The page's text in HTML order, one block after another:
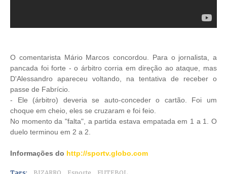
O comentarista Mário Marcos concordou. Para o jornalista, a
pancada foi forte - o árbitro corria em direção ao ataque, mas
D'Alessandro apareceu voltando, na tentativa de receber o
passe de Fabrício.
- Ele (árbitro) deveria se auto-conceder o cartão. Foi um
choque em cheio, eles se cruzaram e foi feio.
No momento da "falta", a partida estava empatada em 1 a 1. O
duelo terminou em 2 a 2.
Informações do http://sportv.globo.com